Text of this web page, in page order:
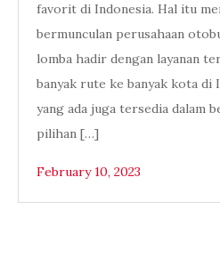
favorit di Indonesia. Hal itu
bermunculan perusahaan
lomba hadir dengan layanan
banyak rute ke banyak kota di
yang ada juga tersedia dalam
pilihan […]
February 10, 2023